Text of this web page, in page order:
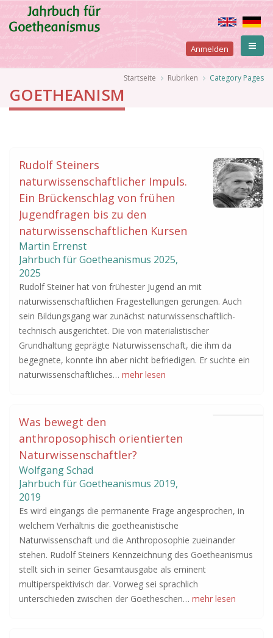
zum
Inhalt
User
account
Anmelden
Startseite Rubriken Category Pages
GOETHEANISM
Rudolf Steiners
naturwissenschaftlicher Impuls.
Ein Brückenschlag von frühen
Jugendfragen bis zu den
naturwissenschaftlichen Kursen
Martin Errenst
Jahrbuch für Goetheanismus 2025,
2025
Rudolf Steiner hat von frühester Jugend an mit
naturwissenschaftlichen Fragestellungen gerungen. Auch
sein Bildungsgang war zunächst naturwissenschaftlich-
technisch ausgerichtet. Die von materialistischer
Grundhaltung geprägte Naturwissenschaft, die ihm da
begegnete, konnte ihn aber nicht befriedigen. Er suchte ein
naturwissenschaftliches… mehr lesen
Was bewegt den
anthroposophisch orientierten
Naturwissenschaftler?
Wolfgang Schad
Jahrbuch für Goetheanismus 2019,
2019
Es wird eingangs die permanente Frage angesprochen, in
welchem Verhältnis die goetheanistische
Naturwissenschaft und die Anthroposophie zueinander
stehen. Rudolf Steiners Kennzeichnung des Goetheanismus
stellt sich in seiner Gesamtausgabe als eminent
multiperspektivisch dar. Vorweg sei sprachlich
unterschieden zwischen der Goetheschen… mehr lesen